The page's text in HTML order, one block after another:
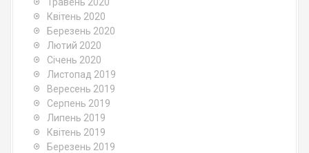
Квітень 2020
Березень 2020
Лютий 2020
Січень 2020
Листопад 2019
Вересень 2019
Серпень 2019
Липень 2019
Квітень 2019
Березень 2019